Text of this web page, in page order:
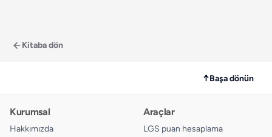
Kitaba dön
↑Başa dönün
Kurumsal
Hakkımızda
Araçlar
LGS puan hesaplama